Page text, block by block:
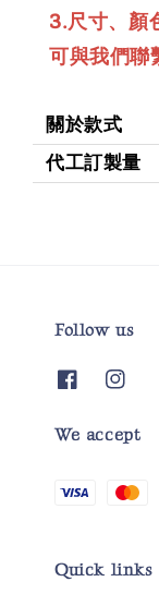
3.尺寸、顏
可與我們聯
關於款式
代工訂製量
Follow us
We accept
Quick links